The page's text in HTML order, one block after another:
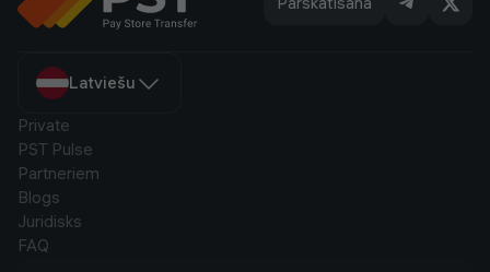
Latviešu
Private
PST Pulse
Partneriem
Blogs
Juridisks
FAQ